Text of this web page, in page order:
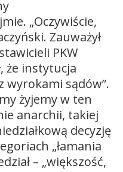
„Oczywiście,
Zauważył
PKW
że instytucja
wyrokami sądów”.
żyjemy w ten
anarchii, takiej
decyzję
„łamania
– „większość,